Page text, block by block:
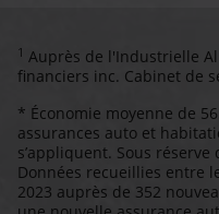
1 Auprès de l'Industrielle
financiers inc. Cabinet de
* Économie moyenne de
assurances auto et
s’appliquent. Sous
Données recueillies entre
2023 auprès de 352